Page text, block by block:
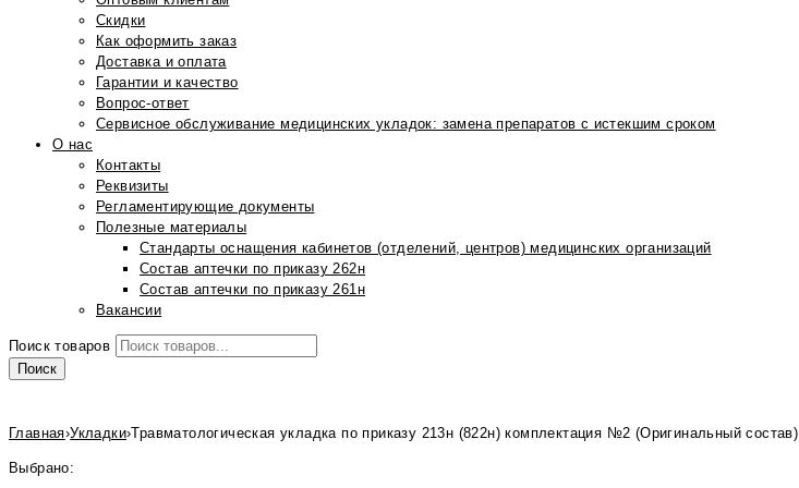
Скидки
Как оформить заказ
Доставка и оплата
Гарантии и качество
Вопрос-ответ
Сервисное обслуживание медицинских укладок: замена препаратов с истекшим сроком
О нас
Контакты
Реквизиты
Регламентирующие документы
Полезные материалы
Стандарты оснащения кабинетов (отделений, центров) медицинских организаций
Состав аптечки по приказу 262н
Состав аптечки по приказу 261н
Вакансии
Поиск товаров
Поиск
Главная›Укладки›Травматологическая укладка по приказу 213н (822н) комплектация №2 (Оригинальный состав)
Выбрано: